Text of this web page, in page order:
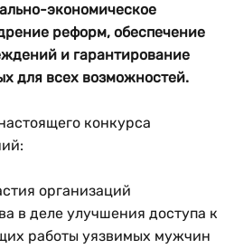
экономическое
реформ, обеспечение
и гарантирование
для всех возможностей.
конкурса
организаций
в деле улучшения доступа к
работы уязвимых мужчин